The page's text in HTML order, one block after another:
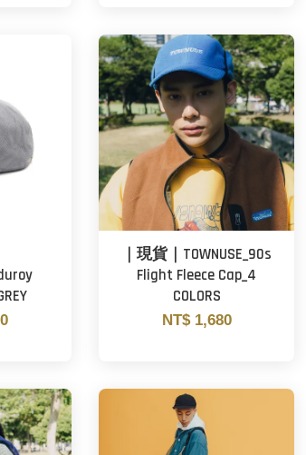
｜現貨｜TOWNUSE_90s
Flight Fleece Cap_4
COLORS
NT$ 1,680